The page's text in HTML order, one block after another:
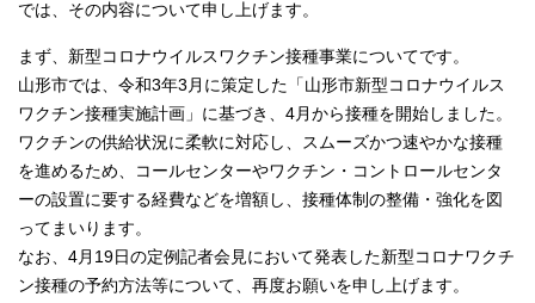
では、その内容について申し上げます。
まず、新型コロナウイルスワクチン接種事業についてです。
山形市では、令和3年3月に策定した「山形市新型コロナウイルス
ワクチン接種実施計画」に基づき、4月から接種を開始しました。
ワクチンの供給状況に柔軟に対応し、スムーズかつ速やかな接種
を進めるため、コールセンターやワクチン・コントロールセンタ
ーの設置に要する経費などを増額し、接種体制の整備・強化を図
ってまいります。
なお、4月19日の定例記者会見において発表した新型コロナワクチ
ン接種の予約方法等について、再度お願いを申し上げます。